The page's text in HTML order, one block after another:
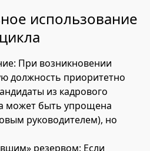
использование
При возникновении
должность приоритетно
из кадрового
может быть упрощена
руководителем), но
резервом: Если